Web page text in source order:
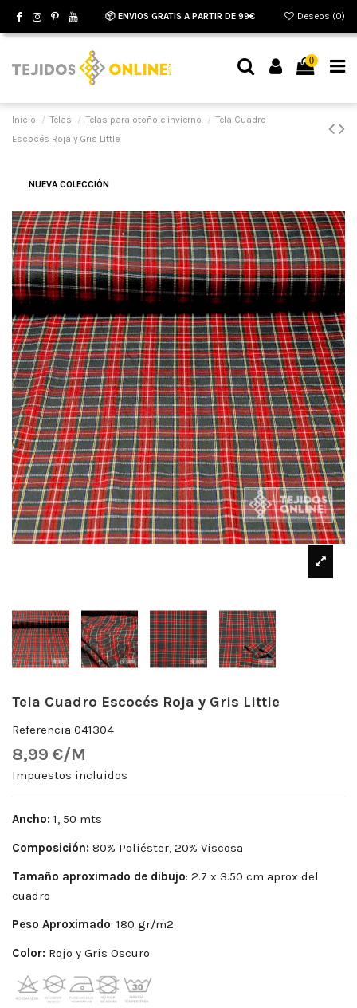
📦 ENVIOS GRATIS A PARTIR DE 99€ Deseos (0)
0
Inicio Telas Telas para otoño e invierno
Tela Cuadro
Escocés Roja y Gris Little
NUEVA COLECCIÓN
Tela Cuadro Escocés Roja y Gris Little
Referencia 041304
8,99 €/M
Impuestos incluidos
Ancho: 1, 50 mts
Composición: 80% Poliéster, 20% Viscosa
Tamaño aproximado de dibujo: 2.7 x 3.50 cm aprox del
cuadro
Peso Aproximado: 180 gr/m2.
Color: Rojo y Gris Oscuro